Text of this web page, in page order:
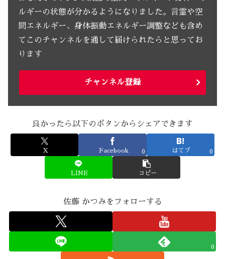
ルギーの状態が分かるようになりました。言霊や空
間エネルギー、身体振動エネルギー調整なども含め
てこのチャンネルを通して届けられたらと思ってお
ります
チャンネル登録
良かったら以下のボタンからシェアできます
X Facebook 0 はてブ 0
LINE コピー
佐藤 かつみをフォローする
0